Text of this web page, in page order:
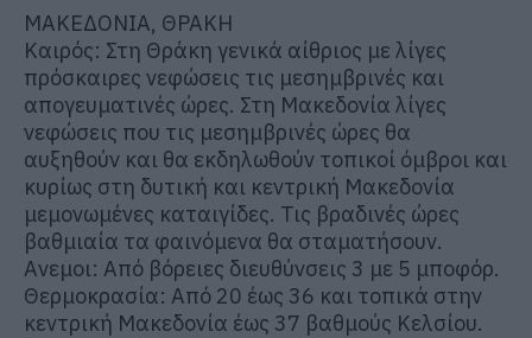
ΜΑΚΕΔΟΝΙΑ, ΘΡΑΚΗ
Καιρός: Στη Θράκη γενικά αίθριος με λίγες
πρόσκαιρες νεφώσεις τις μεσημβρινές και
απογευματινές ώρες. Στη Μακεδονία λίγες
νεφώσεις που τις μεσημβρινές ώρες θα
αυξηθούν και θα εκδηλωθούν τοπικοί όμβροι και
κυρίως στη δυτική και κεντρική Μακεδονία
μεμονωμένες καταιγίδες. Τις βραδινές ώρες
βαθμιαία τα φαινόμενα θα σταματήσουν.
Ανεμοι: Από βόρειες διευθύνσεις 3 με 5 μποφόρ.
Θερμοκρασία: Από 20 έως 36 και τοπικά στην
κεντρική Μακεδονία έως 37 βαθμούς Κελσίου.